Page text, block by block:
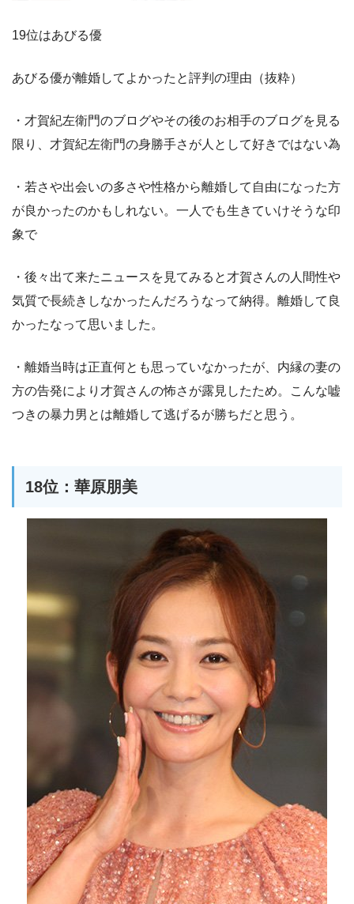
19位はあびる優
あびる優が離婚してよかったと評判の理由（抜粋）
・才賀紀左衛門のブログやその後のお相手のブログを見る
限り、才賀紀左衛門の身勝手さが人として好きではない為
・若さや出会いの多さや性格から離婚して自由になった方
が良かったのかもしれない。一人でも生きていけそうな印
象で
・後々出て来たニュースを見てみると才賀さんの人間性や
気質で長続きしなかったんだろうなって納得。離婚して良
かったなって思いました。
・離婚当時は正直何とも思っていなかったが、内縁の妻の
方の告発により才賀さんの怖さが露見したため。こんな嘘
つきの暴力男とは離婚して逃げるが勝ちだと思う。
18位：華原朋美